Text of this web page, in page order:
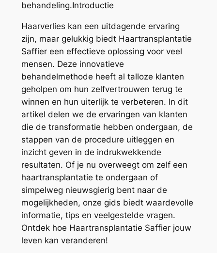
behandeling.Introductie
Haarverlies kan een uitdagende ervaring
zijn, maar gelukkig biedt Haartransplantatie
Saffier een effectieve oplossing voor veel
mensen. Deze innovatieve
behandelmethode heeft al talloze klanten
geholpen om hun zelfvertrouwen terug te
winnen en hun uiterlijk te verbeteren. In dit
artikel delen we de ervaringen van klanten
die de transformatie hebben ondergaan, de
stappen van de procedure uitleggen en
inzicht geven in de indrukwekkende
resultaten. Of je nu overweegt om zelf een
haartransplantatie te ondergaan of
simpelweg nieuwsgierig bent naar de
mogelijkheden, onze gids biedt waardevolle
informatie, tips en veelgestelde vragen.
Ontdek hoe Haartransplantatie Saffier jouw
leven kan veranderen!